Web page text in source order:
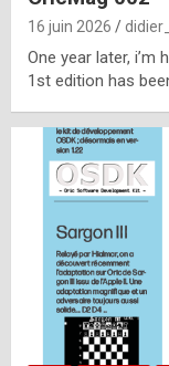
16 juin 2026
One year later, i’m
1st edition has